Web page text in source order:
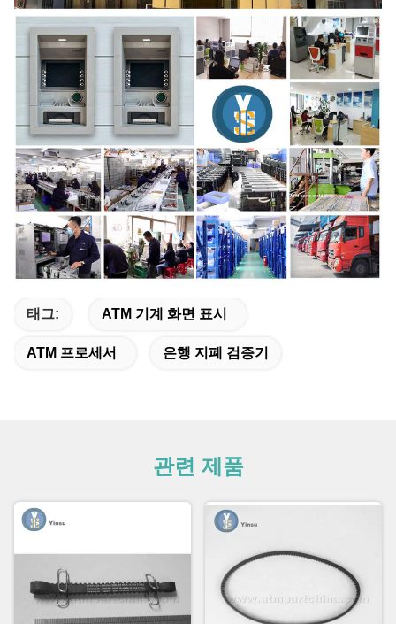
태그: ATM 기계 화면 표시
ATM 프로세서 은행 지폐 검증기
관련 제품